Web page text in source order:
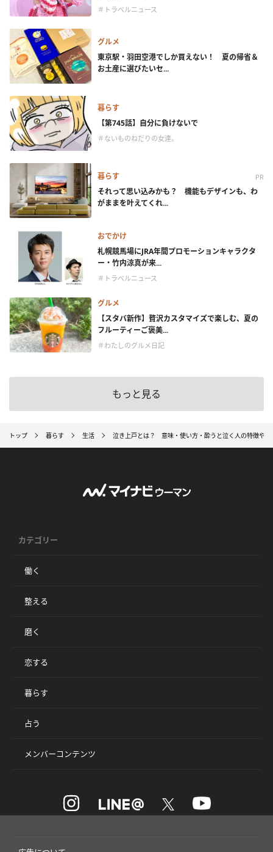
＃トラベルニュース
グルメ
東京駅・羽田空港でしか買えない！ 夏の帰省＆
お土産に選びたいセ...
暮らす
【第745話】自分に負けないで
＃ないものねだりの女達。
暮らす PR
それって思い込みかも？ 機能もデザインも、わ
がままを叶えてくれ...
おでかけ
札幌競馬場にJRA年間プロモーションキャラクタ
ー・竹内涼真が来...
＃トラベルニュース
グルメ
【スタバ新作】贅沢カスタマイズで楽しむ、夏の
フルーティーご褒美...
＃わたしのグルメ日記
もっと見る
トップ 暮らす 生活 泣き上戸とは？ 意味・使い方・酔うと泣く人の特徴や原
カテゴリー
働く
整える
磨く
恋する
暮らす
占う
メンバーコンテンツ